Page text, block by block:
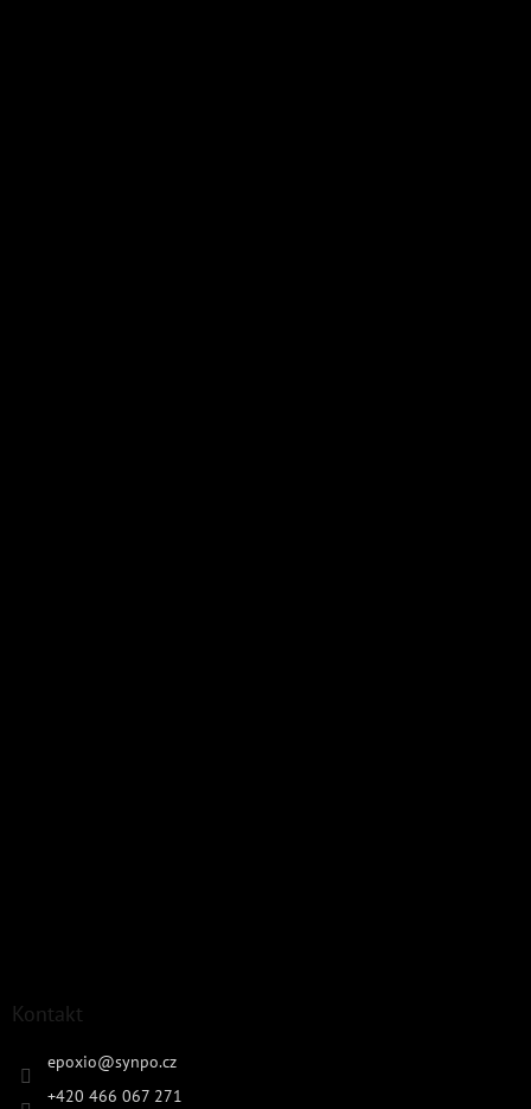
Kontakt
epoxio@synpo.cz
+420 466 067 271